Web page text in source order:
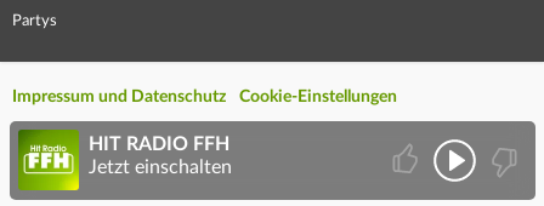
Partys
Impressum und Datenschutz Cookie-Einstellungen
HIT RADIO FFH
Jetzt einschalten